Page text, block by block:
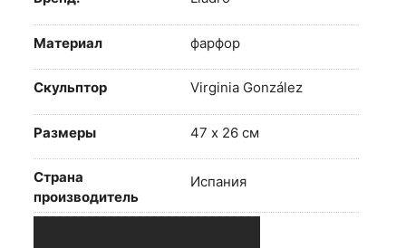
Материал фарфор
Скульптор Virginia González
Размеры 47 х 26 см
Страна
производитель
Испания